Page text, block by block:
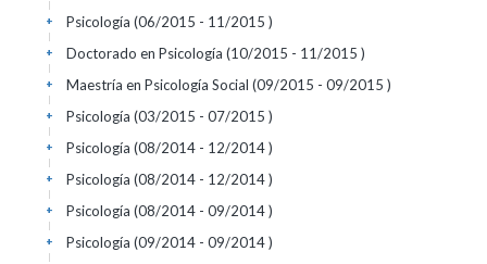
Psicología (06/2015 - 11/2015 )
+
Doctorado en Psicología (10/2015 - 11/2015 )
+
Maestría en Psicología Social (09/2015 - 09/2015 )
+
Psicología (03/2015 - 07/2015 )
+
Psicología (08/2014 - 12/2014 )
+
Psicología (08/2014 - 12/2014 )
+
Psicología (08/2014 - 09/2014 )
+
Psicología (09/2014 - 09/2014 )
+